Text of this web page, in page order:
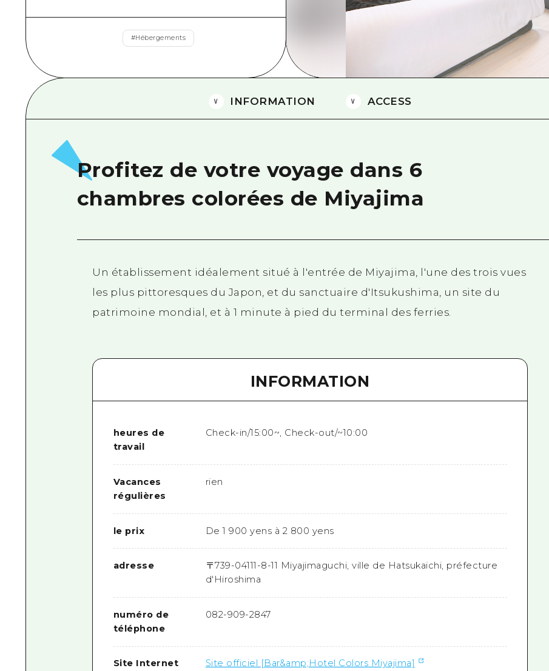
#Hébergements
INFORMATION ACCESS
Profitez de votre voyage dans 6
chambres colorées de Miyajima
Un établissement idéalement situé à l'entrée de Miyajima, l'une des trois vues
les plus pittoresques du Japon, et du sanctuaire d'Itsukushima, un site du
patrimoine mondial, et à 1 minute à pied du terminal des ferries.
INFORMATION
heures de
travail
Check-in/15:00~, Check-out/~10:00
Vacances
régulières
rien
le prix De 1 900 yens à 2 800 yens
adresse 〒739-04111-8-11 Miyajimaguchi, ville de Hatsukaichi, préfecture
d'Hiroshima
numéro de
téléphone
082-909-2847
Site Internet
Site officiel [Bar&amp;Hotel Colors Miyajima]